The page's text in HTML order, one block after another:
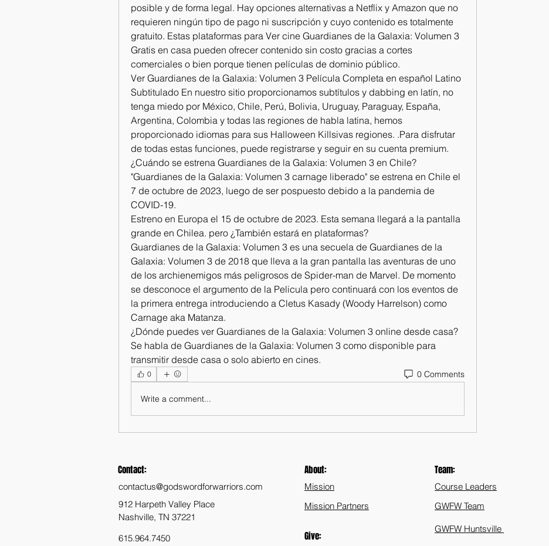
posible y de forma legal. Hay opciones alternativas a Netflix y Amazon que no
requieren ningún tipo de pago ni suscripción y cuyo contenido es totalmente
gratuito. Estas plataformas para Ver cine Guardianes de la Galaxia: Volumen 3
Gratis en casa pueden ofrecer contenido sin costo gracias a cortes
comerciales o bien porque tienen películas de dominio público.
Ver Guardianes de la Galaxia: Volumen 3 Película Completa en español Latino
Subtitulado En nuestro sitio proporcionamos subtítulos y dabbing en latín, no
tenga miedo por México, Chile, Perú, Bolivia, Uruguay, Paraguay, España,
Argentina, Colombia y todas las regiones de habla latina, hemos
proporcionado idiomas para sus Halloween Killsivas regiones. .Para disfrutar
de todas estas funciones, puede registrarse y seguir en su cuenta premium.
¿Cuándo se estrena Guardianes de la Galaxia: Volumen 3 en Chile?
"Guardianes de la Galaxia: Volumen 3 carnage liberado" se estrena en Chile el
7 de octubre de 2023, luego de ser pospuesto debido a la pandemia de
COVID-19.
Estreno en Europa el 15 de octubre de 2023. Esta semana llegará a la pantalla
grande en Chilea. pero ¿También estará en plataformas?
Guardianes de la Galaxia: Volumen 3 es una secuela de Guardianes de la
Galaxia: Volumen 3 de 2018 que lleva a la gran pantalla las aventuras de uno
de los archienemigos más peligrosos de Spider-man de Marvel. De momento
se desconoce el argumento de la Pelicula pero continuará con los eventos de
la primera entrega introduciendo a Cletus Kasady (Woody Harrelson) como
Carnage aka Matanza.
¿Dónde puedes ver Guardianes de la Galaxia: Volumen 3 online desde casa?
Se habla de Guardianes de la Galaxia: Volumen 3 como disponible para
transmitir desde casa o solo abierto en cines.
0 0 Comments
Write a comment...
Contact:
contactus@godswordforwarriors.com
912 Harpeth Valley Place
Nashville, TN 37221
615.964.7450
About:
Mission
Mission Partners
Give:
Team:
Course Leaders
GWFW Team
GWFW Huntsville